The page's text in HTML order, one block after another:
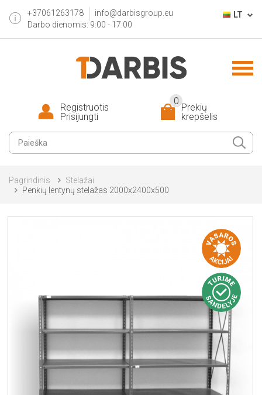
+37061263178
info@darbisgroup.eu
Darbo dienomis: 9:00 - 17:00
LT
Prekių
krepšelis
0
Registruotis
Prisijungti
Pagrindinis
Stelažai
Penkių lentynų stelažas 2000x2400x500